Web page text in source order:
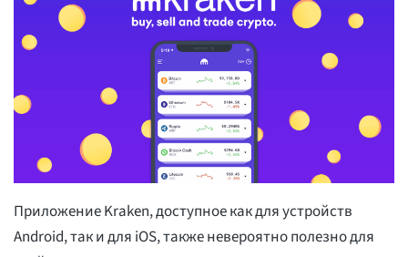
Приложение Kraken, доступное как для устройств
Android, так и для iOS, также невероятно полезно для